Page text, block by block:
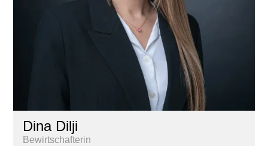
Dina Dilji
Bewirtschafterin